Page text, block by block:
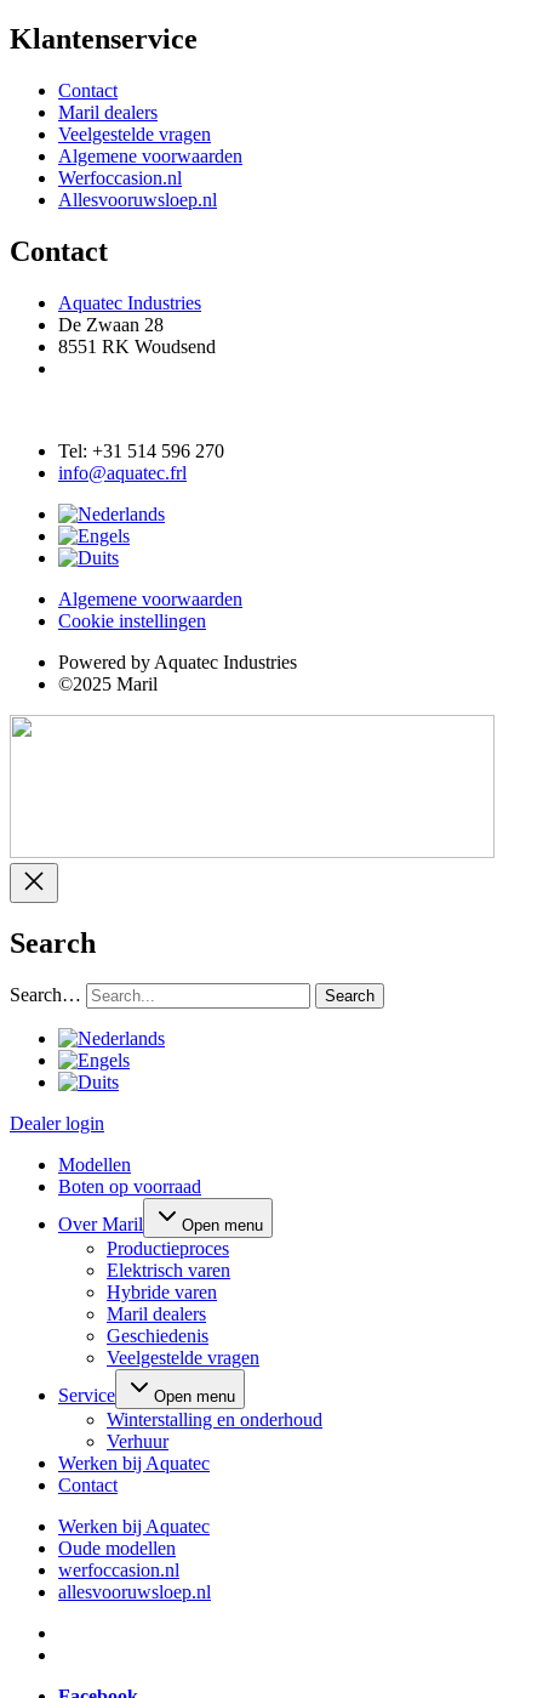
Klantenservice
Contact
Maril dealers
Veelgestelde vragen
Algemene voorwaarden
Werfoccasion.nl
Allesvooruwsloep.nl
Contact
Aquatec Industries
De Zwaan 28
8551 RK Woudsend
Tel: +31 514 596 270
info@aquatec.frl
Algemene voorwaarden
Cookie instellingen
Powered by Aquatec Industries
©2025 Maril
Search
Search…
Dealer login
Modellen
Boten op voorraad
Over Maril
Open menu
Productieproces
Elektrisch varen
Hybride varen
Maril dealers
Geschiedenis
Veelgestelde vragen
Service
Open menu
Winterstalling en onderhoud
Verhuur
Werken bij Aquatec
Contact
Werken bij Aquatec
Oude modellen
werfoccasion.nl
allesvooruwsloep.nl